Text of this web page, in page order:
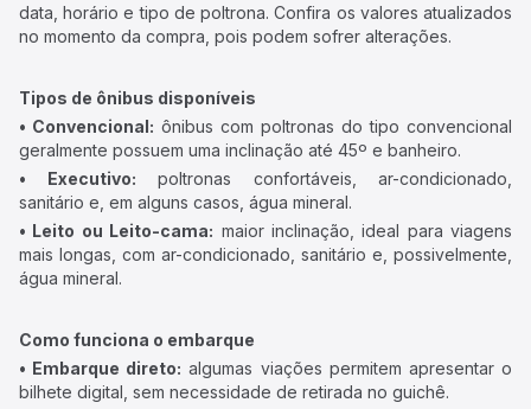
data, horário e tipo de poltrona. Confira os valores atualizados
no momento da compra, pois podem sofrer alterações.
Tipos de ônibus disponíveis
• Convencional: ônibus com poltronas do tipo convencional
geralmente possuem uma inclinação até 45º e banheiro.
• Executivo: poltronas confortáveis, ar-condicionado,
sanitário e, em alguns casos, água mineral.
• Leito ou Leito-cama: maior inclinação, ideal para viagens
mais longas, com ar-condicionado, sanitário e, possivelmente,
água mineral.
Como funciona o embarque
• Embarque direto: algumas viações permitem apresentar o
bilhete digital, sem necessidade de retirada no guichê.